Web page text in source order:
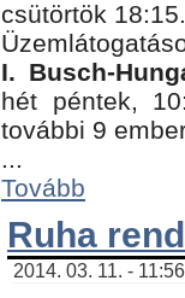
csütörtök 18:15.
I. Busch-
hét péntek,
további 9
...
Tovább
Ruha
2014. 03. 11. -